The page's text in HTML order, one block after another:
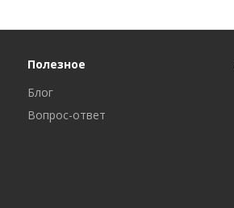
Полезное
Блог
Вопрос-ответ